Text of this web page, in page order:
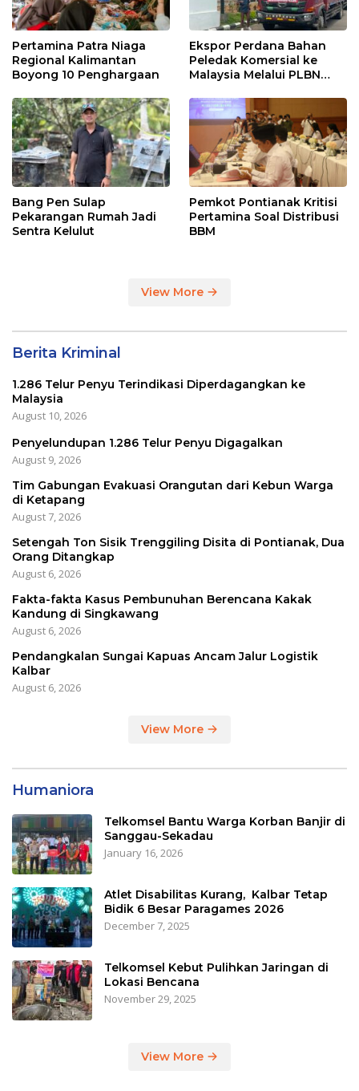
Pertamina Patra Niaga
Regional Kalimantan
Boyong 10 Penghargaan
Ekspor Perdana Bahan
Peledak Komersial ke
Malaysia Melalui PLBN
Bang Pen Sulap
Pekarangan Rumah Jadi
Sentra Kelulut
Pemkot Pontianak Kritisi
Pertamina Soal Distribusi
BBM
View More
Berita Kriminal
1.286 Telur Penyu Terindikasi Diperdagangkan ke
Malaysia
August 10, 2026
Penyelundupan 1.286 Telur Penyu Digagalkan
August 9, 2026
Tim Gabungan Evakuasi Orangutan dari Kebun Warga
di Ketapang
August 7, 2026
Setengah Ton Sisik Trenggiling Disita di Pontianak, Dua
Orang Ditangkap
August 6, 2026
Fakta-fakta Kasus Pembunuhan Berencana Kakak
Kandung di Singkawang
August 6, 2026
Pendangkalan Sungai Kapuas Ancam Jalur Logistik
Kalbar
August 6, 2026
View More
Humaniora
Telkomsel Bantu Warga Korban Banjir di
Sanggau-Sekadau
January 16, 2026
Atlet Disabilitas Kurang, Kalbar Tetap
Bidik 6 Besar Paragames 2026
December 7, 2025
Telkomsel Kebut Pulihkan Jaringan di
Lokasi Bencana
November 29, 2025
View More